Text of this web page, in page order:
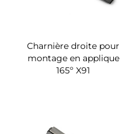
Charnière droite pour
montage en applique
165º X91